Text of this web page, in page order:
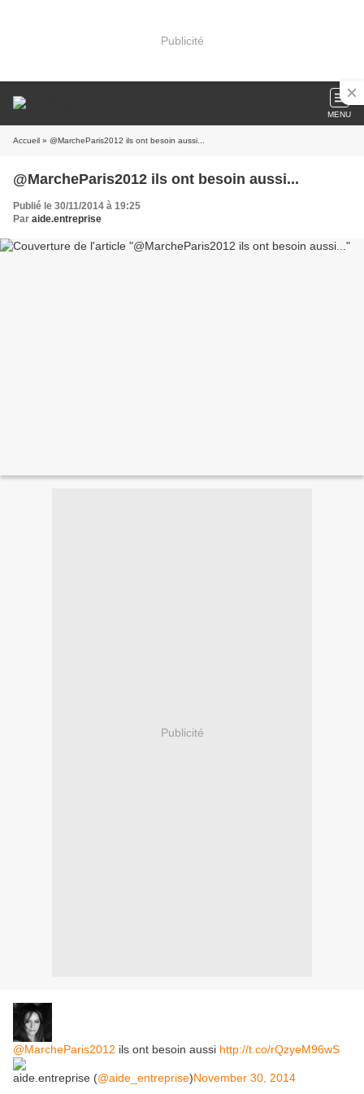
Publicité
MENU
Accueil » @MarcheParis2012 ils ont besoin aussi...
@MarcheParis2012 ils ont besoin aussi...
Publié le 30/11/2014 à 19:25
Par aide.entreprise
Publicité
@MarcheParis2012 ils ont besoin aussi http://t.co/rQzyeM96wS
aide.entreprise (@aide_entreprise)November 30, 2014